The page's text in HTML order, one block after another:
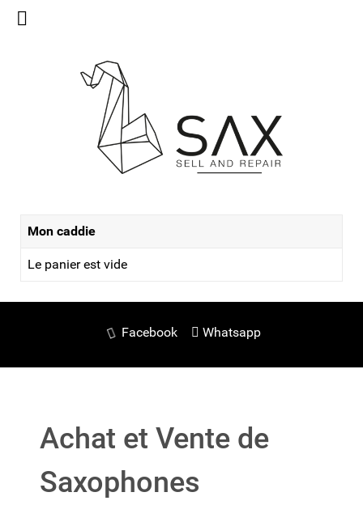
Mon caddie
Le panier est vide
Facebook Whatsapp
Achat et Vente de
Saxophones